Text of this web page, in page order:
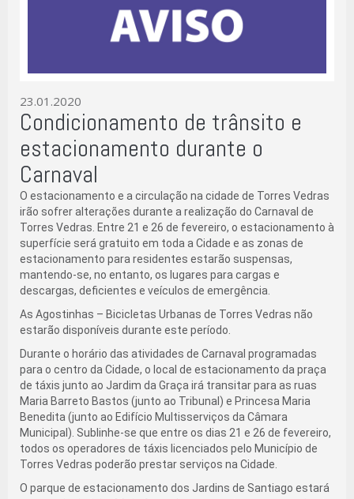
23.01.2020
Condicionamento de trânsito e
estacionamento durante o
Carnaval
O estacionamento e a circulação na cidade de Torres Vedras
irão sofrer alterações durante a realização do Carnaval de
Torres Vedras. Entre 21 e 26 de fevereiro, o estacionamento à
superfície será gratuito em toda a Cidade e as zonas de
estacionamento para residentes estarão suspensas,
mantendo-se, no entanto, os lugares para cargas e
descargas, deficientes e veículos de emergência.
As Agostinhas – Bicicletas Urbanas de Torres Vedras não
estarão disponíveis durante este período.
Durante o horário das atividades de Carnaval programadas
para o centro da Cidade, o local de estacionamento da praça
de táxis junto ao Jardim da Graça irá transitar para as ruas
Maria Barreto Bastos (junto ao Tribunal) e Princesa Maria
Benedita (junto ao Edifício Multisserviços da Câmara
Municipal). Sublinhe-se que entre os dias 21 e 26 de fevereiro,
todos os operadores de táxis licenciados pelo Município de
Torres Vedras poderão prestar serviços na Cidade.
O parque de estacionamento dos Jardins de Santiago estará